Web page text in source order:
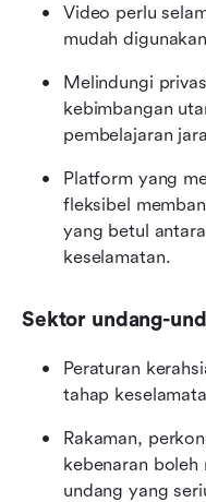
Video perlu
mudah
Melindungi
kebimbangan
pembelajaran
Platform yang
fleksibel
yang betul
keselamatan.
Sektor undang-
Peraturan
tahap
Rakaman,
kebenaran
undang yang